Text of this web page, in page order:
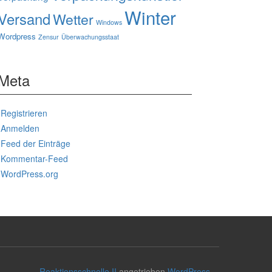
Wetter Windows Winter
Zensur Überwachungsstaat
Registrieren
Anmelden
Feed der Einträge
Kommentar-Feed
WordPress.org